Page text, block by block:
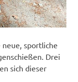
sportliche
Drei
sich dieser